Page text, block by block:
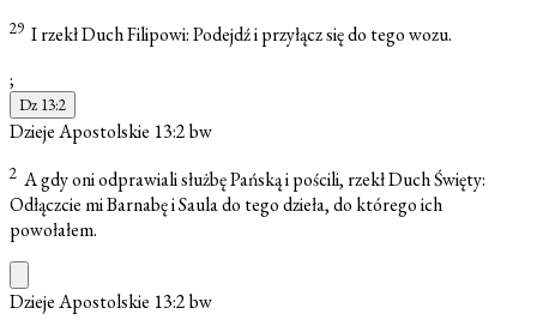
29 I rzekł Duch Filipowi: Podejdź i przyłącz się do tego wozu.
;
Dz 13:2
Dzieje Apostolskie 13:2bw
2 A gdy oni odprawiali służbę Pańską i pościli, rzekł Duch Święty:
Odłączcie mi Barnabę i Saula do tego dzieła, do którego ich
powołałem.
Dzieje Apostolskie 13:2bw